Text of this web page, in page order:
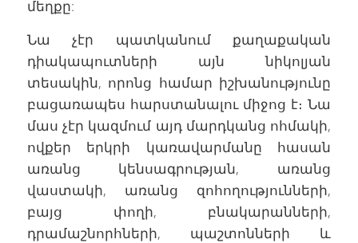
մեղքը:
Նա չէր պատկանում քաղաքական
դիակապուտների այն նիկոլյան
տեսակին, որոնց համար իշխանությունը
բացառապես հարստանալու միջոց է։ Նա
մաս չէր կազմում այդ մարդկանց ոհմակի,
ովքեր երկրի կառավարմանը հասան
առանց կենսագրության, առանց
վաստակի, առանց զոհողությունների,
բայց փողի, բնակարանների,
դրամաշնորհների, պաշտոնների և